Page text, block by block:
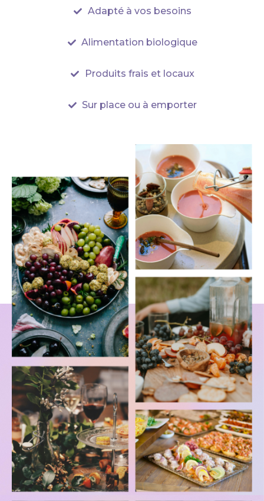
Adapté à vos besoins
Alimentation biologique
Produits frais et locaux
Sur place ou à emporter